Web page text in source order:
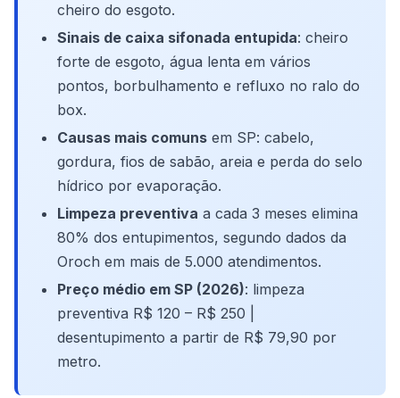
cheiro do esgoto.
Sinais de caixa sifonada entupida: cheiro
forte de esgoto, água lenta em vários
pontos, borbulhamento e refluxo no ralo do
box.
Causas mais comuns em SP: cabelo,
gordura, fios de sabão, areia e perda do selo
hídrico por evaporação.
Limpeza preventiva a cada 3 meses elimina
80% dos entupimentos, segundo dados da
Oroch em mais de 5.000 atendimentos.
Preço médio em SP (2026): limpeza
preventiva R$ 120 – R$ 250 |
desentupimento a partir de R$ 79,90 por
metro.